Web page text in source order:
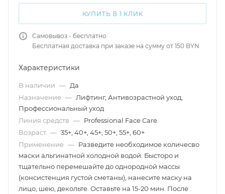
КУПИТЬ В 1 КЛИК
Самовывоз - бесплатно
Бесплатная доставка при заказе на сумму от 150 BYN
Характеристики
В наличии — Да
Назначение — Лифтинг, Антивозрастной уход,
Профессиональный уход
Линия средств — Professional Face Care
Возраст — 35+, 40+, 45+, 50+, 55+, 60+
Применение — Разведите необходимое количесво
маски альгинатной холодной водой. Бысторо и
тщательно перемешайте до однородной массы
(консистенция густой сметаны), нанесите маску на
лицо, шею, декольте. Оставьте на 15-20 мин. После